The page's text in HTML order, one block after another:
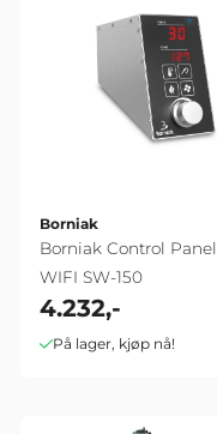
Borniak
Borniak Control Panel
WIFI SW-150
4.232,-
På lager, kjøp nå!